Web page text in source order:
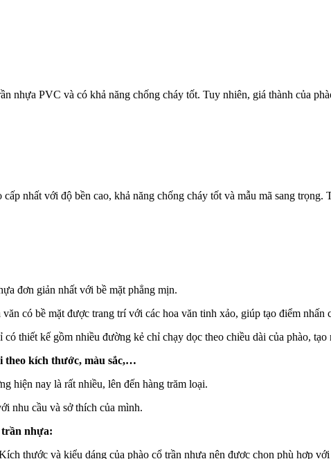
nhựa PVC và có khả năng chống cháy tốt. Tuy nhiên, giá thành của
nhất với độ bền cao, khả năng chống cháy tốt và mẫu mã sang
đơn giản nhất với bề mặt phẳng mịn.
có bề mặt được trang trí với các hoa văn tinh xảo, giúp tạo điểm nhấn
thiết kế gồm nhiều đường kẻ chỉ chạy dọc theo chiều dài của phào,
theo kích thước, màu sắc,…
hiện nay là rất nhiều, lên đến hàng trăm loại.
nhu cầu và sở thích của mình.
trần nhựa:
thước và kiểu dáng của phào cổ trần nhựa nên được chọn phù hợp